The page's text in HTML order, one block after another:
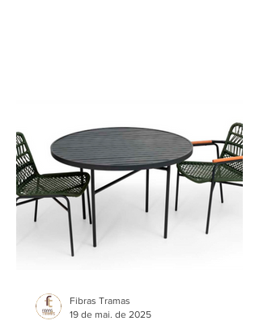
Fibras Tramas
19 de mai. de 2025